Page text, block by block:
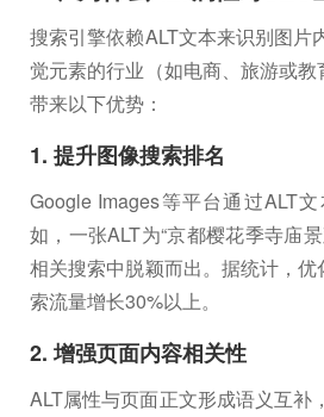
搜索引擎依赖ALT文本来识别图片
觉元素的行业（如电商、旅游或
带来以下优势：
1. 提升图像搜索排名
Google Images等平台通过ALT
如，一张ALT为“京都樱花季寺庙
相关搜索中脱颖而出。据统计，优
索流量增长30%以上。
2. 增强页面内容相关性
ALT属性与页面正文形成语义互补